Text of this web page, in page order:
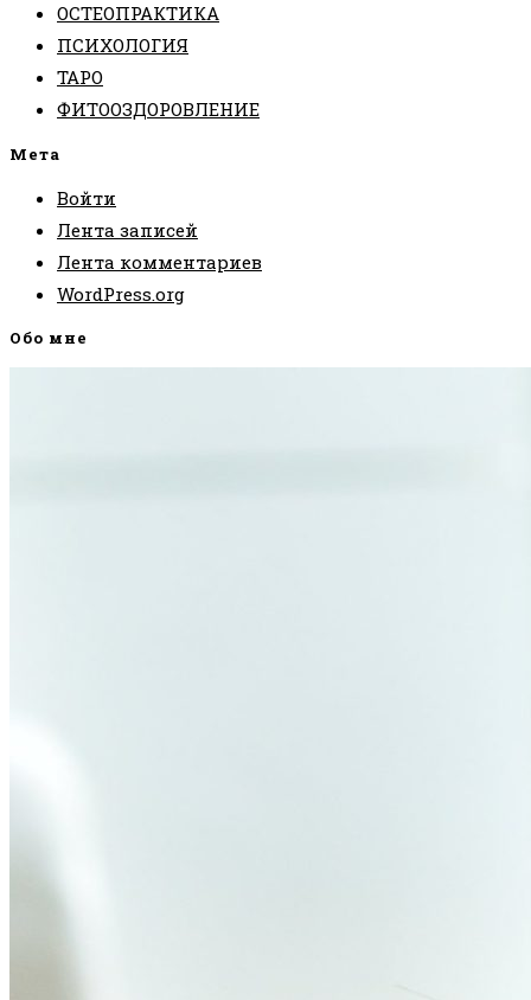
ОСТЕОПРАКТИКА
ПСИХОЛОГИЯ
ТАРО
ФИТООЗДОРОВЛЕНИЕ
Мета
Войти
Лента записей
Лента комментариев
WordPress.org
Обо мне